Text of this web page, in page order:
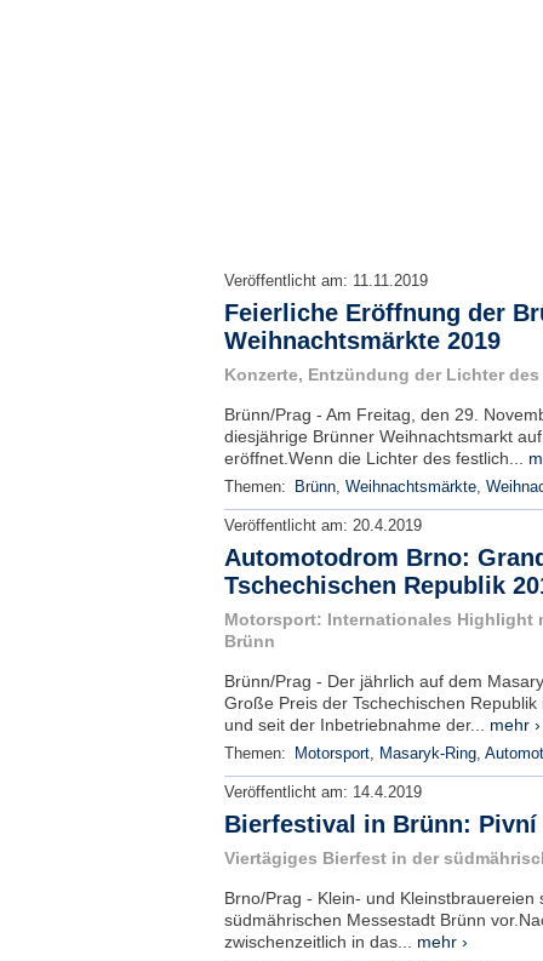
Veröffentlicht am: 11.11.2019
Feierliche Eröffnung der
Weihnachtsmärkte 2019
Konzerte, Entzündung der Lichter
Brünn/Prag - Am Freitag, den 29.
diesjährige Brünner Weihnachtsmarkt
eröffnet.Wenn die Lichter des festlich...
Themen: Brünn, Weihnachtsmärkte,
Veröffentlicht am: 20.4.2019
Automotodrom Brno:
Tschechischen Republik
Motorsport: Internationales Highlight
Brünn
Brünn/Prag - Der jährlich auf dem
Große Preis der Tschechischen
und seit der Inbetriebnahme der... mehr ›
Themen: Motorsport, Masaryk-Ring,
Veröffentlicht am: 14.4.2019
Bierfestival in Brünn:
Viertägiges Bierfest in der
Brno/Prag - Klein- und
südmährischen Messestadt Brünn
zwischenzeitlich in das... mehr ›